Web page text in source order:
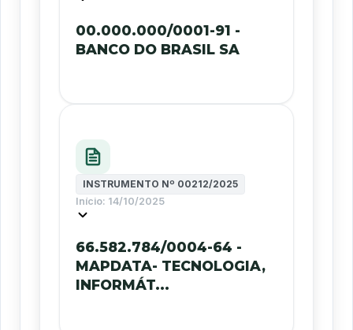
00.000.000/0001-91 -
BANCO DO BRASIL SA
INSTRUMENTO Nº 00212/2025
Início: 14/10/2025
66.582.784/0004-64 -
MAPDATA- TECNOLOGIA,
INFORMÁT...